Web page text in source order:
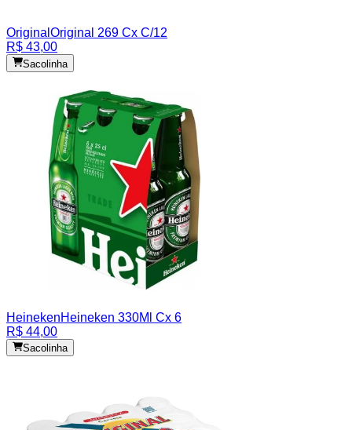
Original Original 269 Cx C/12
R$ 43,00
Sacolinha
HeinekenHeineken 330Ml Cx 6
R$ 44,00
Sacolinha